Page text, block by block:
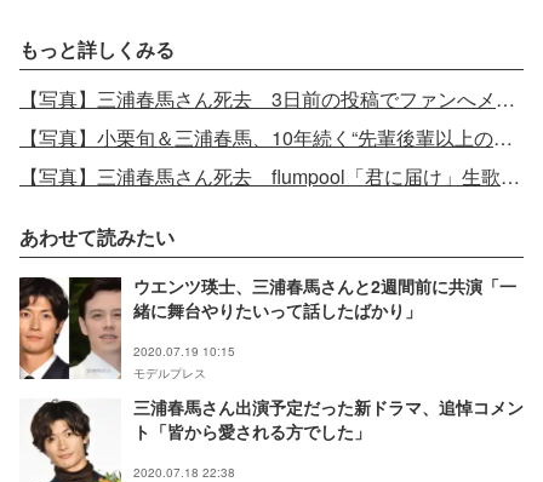
もっと詳しくみる
【写真】三浦春馬さん死去 3日前の投稿でファンへメッセージ
【写真】小栗旬＆三浦春馬、10年続く“先輩後輩以上の関係性”に迫る「旬さんだけだった」三浦を救った言動とは？
【写真】三浦春馬さん死去 flumpool「君に届け」生歌唱に「悲しすぎるタイミング」「涙が溢れる」
あわせて読みたい
ウエンツ瑛士、三浦春馬さんと2週間前に共演「一
緒に舞台やりたいって話したばかり」
2020.07.19 10:15
モデルプレス
三浦春馬さん出演予定だった新ドラマ、追悼コメン
ト「皆から愛される方でした」
2020.07.18 22:38